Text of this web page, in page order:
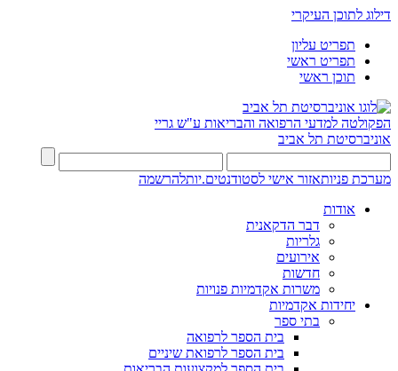
דילוג לתוכן העיקרי
תפריט עליון
תפריט ראשי
תוכן ראשי
הפקולטה למדעי הרפואה והבריאות ע"ש גריי
אוניברסיטת תל אביב
מערכת פניותאזור אישי לסטודנטים.יותלהרשמה
אודות
דבר הדקאנית
גלריות
אירועים
חדשות
משרות אקדמיות פנויות
יחידות אקדמיות
בתי ספר
בית הספר לרפואה
בית הספר לרפואת שיניים